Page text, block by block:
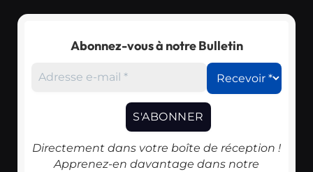
Abonnez-vous à notre Bulletin
Directement dans votre boîte de réception !
Apprenez-en davantage dans notre